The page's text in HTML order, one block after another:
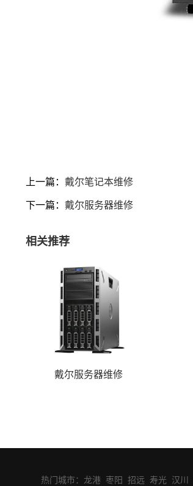
上一篇： 戴尔笔记本维修
下一篇： 戴尔服务器维修
相关推荐
戴尔服务器维修
热门城市： 龙港 枣阳 招远 寿光 汉川